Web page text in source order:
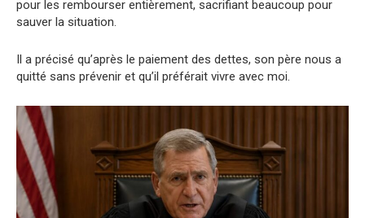
pour les rembourser entièrement, sacrifiant beaucoup pour
sauver la situation.
Il a précisé qu’après le paiement des dettes, son père nous a
quitté sans prévenir et qu’il préférait vivre avec moi.